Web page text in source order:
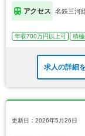
アクセス 名鉄三河
年収700万円以上可 積
求人の詳細
更新日：2026年5月26日